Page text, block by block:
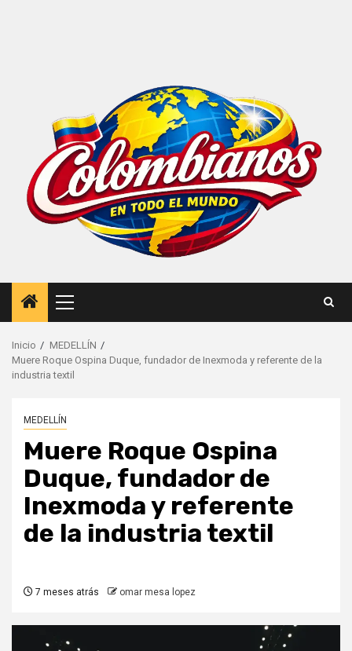
Menú
principal
Inicio
MEDELLÍN
Muere Roque Ospina Duque, fundador de Inexmoda y referente de la
industria textil
MEDELLÍN
Muere Roque Ospina
Duque, fundador de
Inexmoda y referente
de la industria textil
7 meses atrás omar mesa lopez